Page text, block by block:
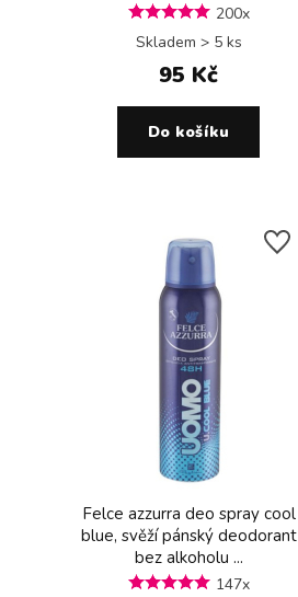
200x
Skladem > 5 ks
95 Kč
Do košíku
Felce azzurra deo spray cool
blue, svěží pánský deodorant
bez alkoholu ...
147x